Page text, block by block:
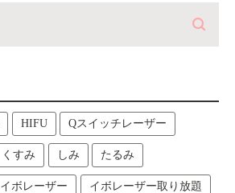
HIFU Qスイッチレーザー
くすみ しみ たるみ
イボレーザー イボレーザー取り放題